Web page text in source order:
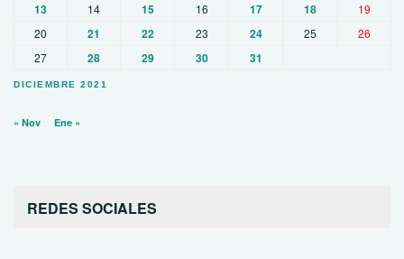
DICIEMBRE 2021
13
14 15 16 17 18
19
20
21 22 23 24 25
26
27
28 29 30 31
« Nov Ene »
REDES SOCIALES